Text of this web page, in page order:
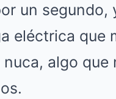
un segundo,
eléctrica que
nuca, algo que